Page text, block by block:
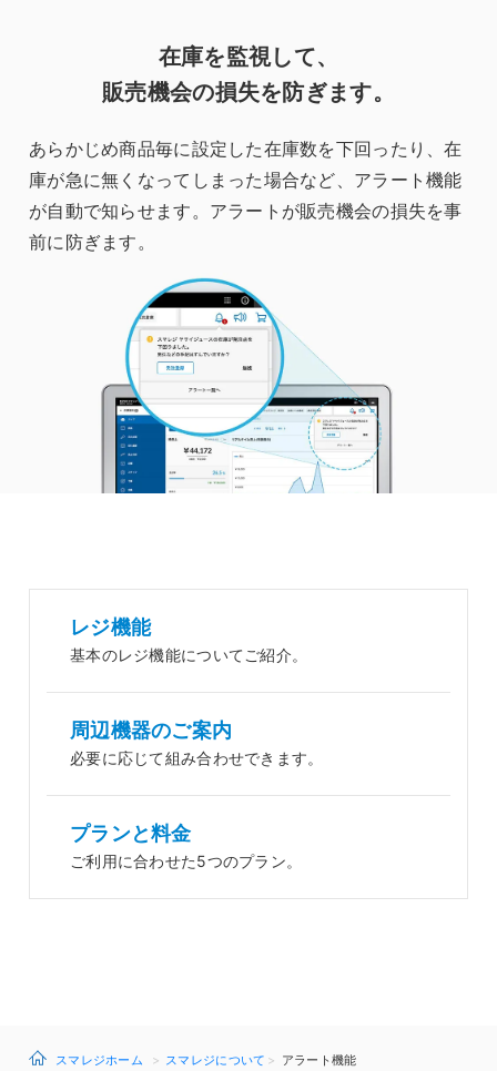
在庫を監視して、
販売機会の損失を防ぎます。
あらかじめ商品毎に設定した在庫数を下回ったり、在
庫が急に無くなってしまった場合など、アラート機能
が自動で知らせます。アラートが販売機会の損失を事
前に防ぎます。
レジ機能
基本のレジ機能についてご紹介。
周辺機器のご案内
必要に応じて組み合わせできます。
プランと料金
ご利用に合わせた5つのプラン。
スマレジホーム スマレジについて アラート機能